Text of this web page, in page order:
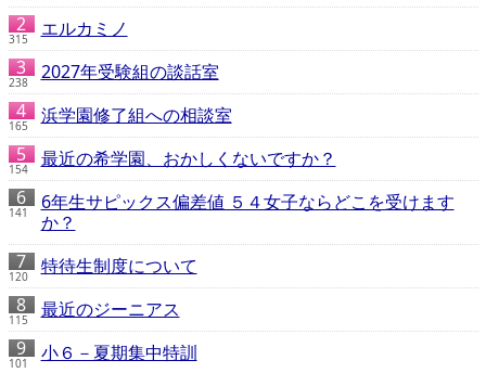
315 エルカミノ
238 2027年受験組の談話室
165 浜学園修了組への相談室
154 最近の希学園、おかしくないですか？
141
6年生サピックス偏差値 ５４女子ならどこを受けます
か？
120 特待生制度について
115 最近のジーニアス
101 小６－夏期集中特訓